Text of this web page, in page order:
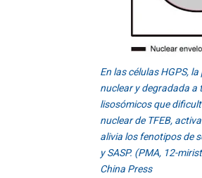
En las células HGPS,
nuclear y degradada a
lisosómicos que
nuclear de TFEB,
alivia los fenotipos de
y SASP. (PMA, 12-
China Press